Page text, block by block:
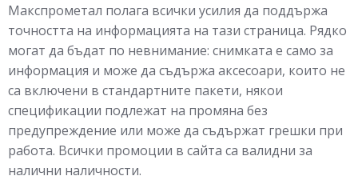
Макспрометал полага всички усилия да поддържа
точността на информацията на тази страница. Рядко
могат да бъдат по невнимание: снимката е само за
информация и може да съдържа аксесоари, които не
са включени в стандартните пакети, някои
спецификации подлежат на промяна без
предупреждение или може да съдържат грешки при
работа. Всички промоции в сайта са валидни за
налични наличности.